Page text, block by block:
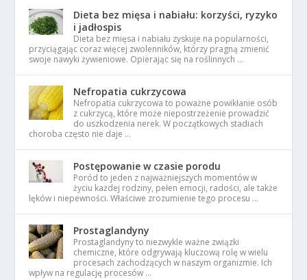
Dieta bez mięsa i nabiału: korzyści, ryzyko
i jadłospis
Dieta bez mięsa i nabiału zyskuje na popularności,
przyciągając coraz więcej zwolenników, którzy pragną zmienić
swoje nawyki żywieniowe. Opierając się na roślinnych …
Nefropatia cukrzycowa
Nefropatia cukrzycowa to poważne powikłanie osób
z cukrzycą, które może niepostrzeżenie prowadzić
do uszkodzenia nerek. W początkowych stadiach
choroba często nie daje …
Postępowanie w czasie porodu
Poród to jeden z najważniejszych momentów w
życiu każdej rodziny, pełen emocji, radości, ale także
lęków i niepewności. Właściwe zrozumienie tego procesu …
Prostaglandyny
Prostaglandyny to niezwykle ważne związki
chemiczne, które odgrywają kluczową rolę w wielu
procesach zachodzących w naszym organizmie. Ich
wpływ na regulację procesów …